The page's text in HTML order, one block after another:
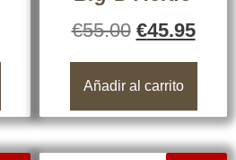
€55.00 €45.95
Añadir al carrito